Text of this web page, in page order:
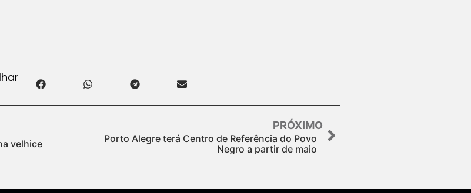
velhice
PRÓXIMO
Porto Alegre terá Centro de Referência do Povo
Negro a partir de maio